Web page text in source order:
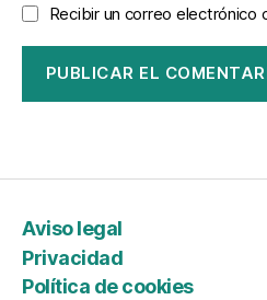
Recibir un correo electrónico
Aviso legal
Privacidad
Política de cookies